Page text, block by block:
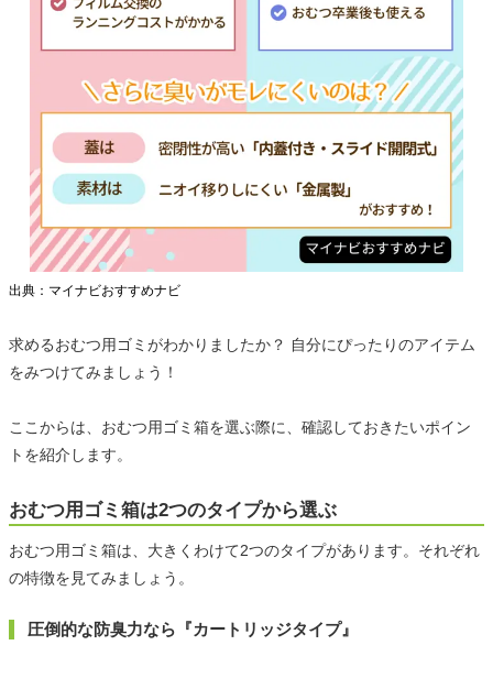
出典：マイナビおすすめナビ
求めるおむつ用ゴミがわかりましたか？ 自分にぴったりのアイテム
をみつけてみましょう！
ここからは、おむつ用ゴミ箱を選ぶ際に、確認しておきたいポイン
トを紹介します。
おむつ用ゴミ箱は2つのタイプから選ぶ
おむつ用ゴミ箱は、大きくわけて2つのタイプがあります。それぞれ
の特徴を見てみましょう。
圧倒的な防臭力なら『カートリッジタイプ』